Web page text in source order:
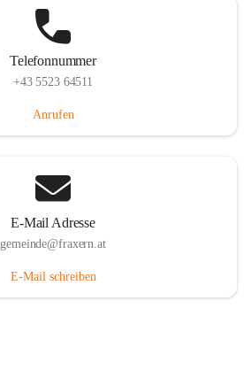
Telefonnummer
+43 5523 64511
Anrufen
E-Mail Adresse
gemeinde@fraxern.at
E-Mail schreiben